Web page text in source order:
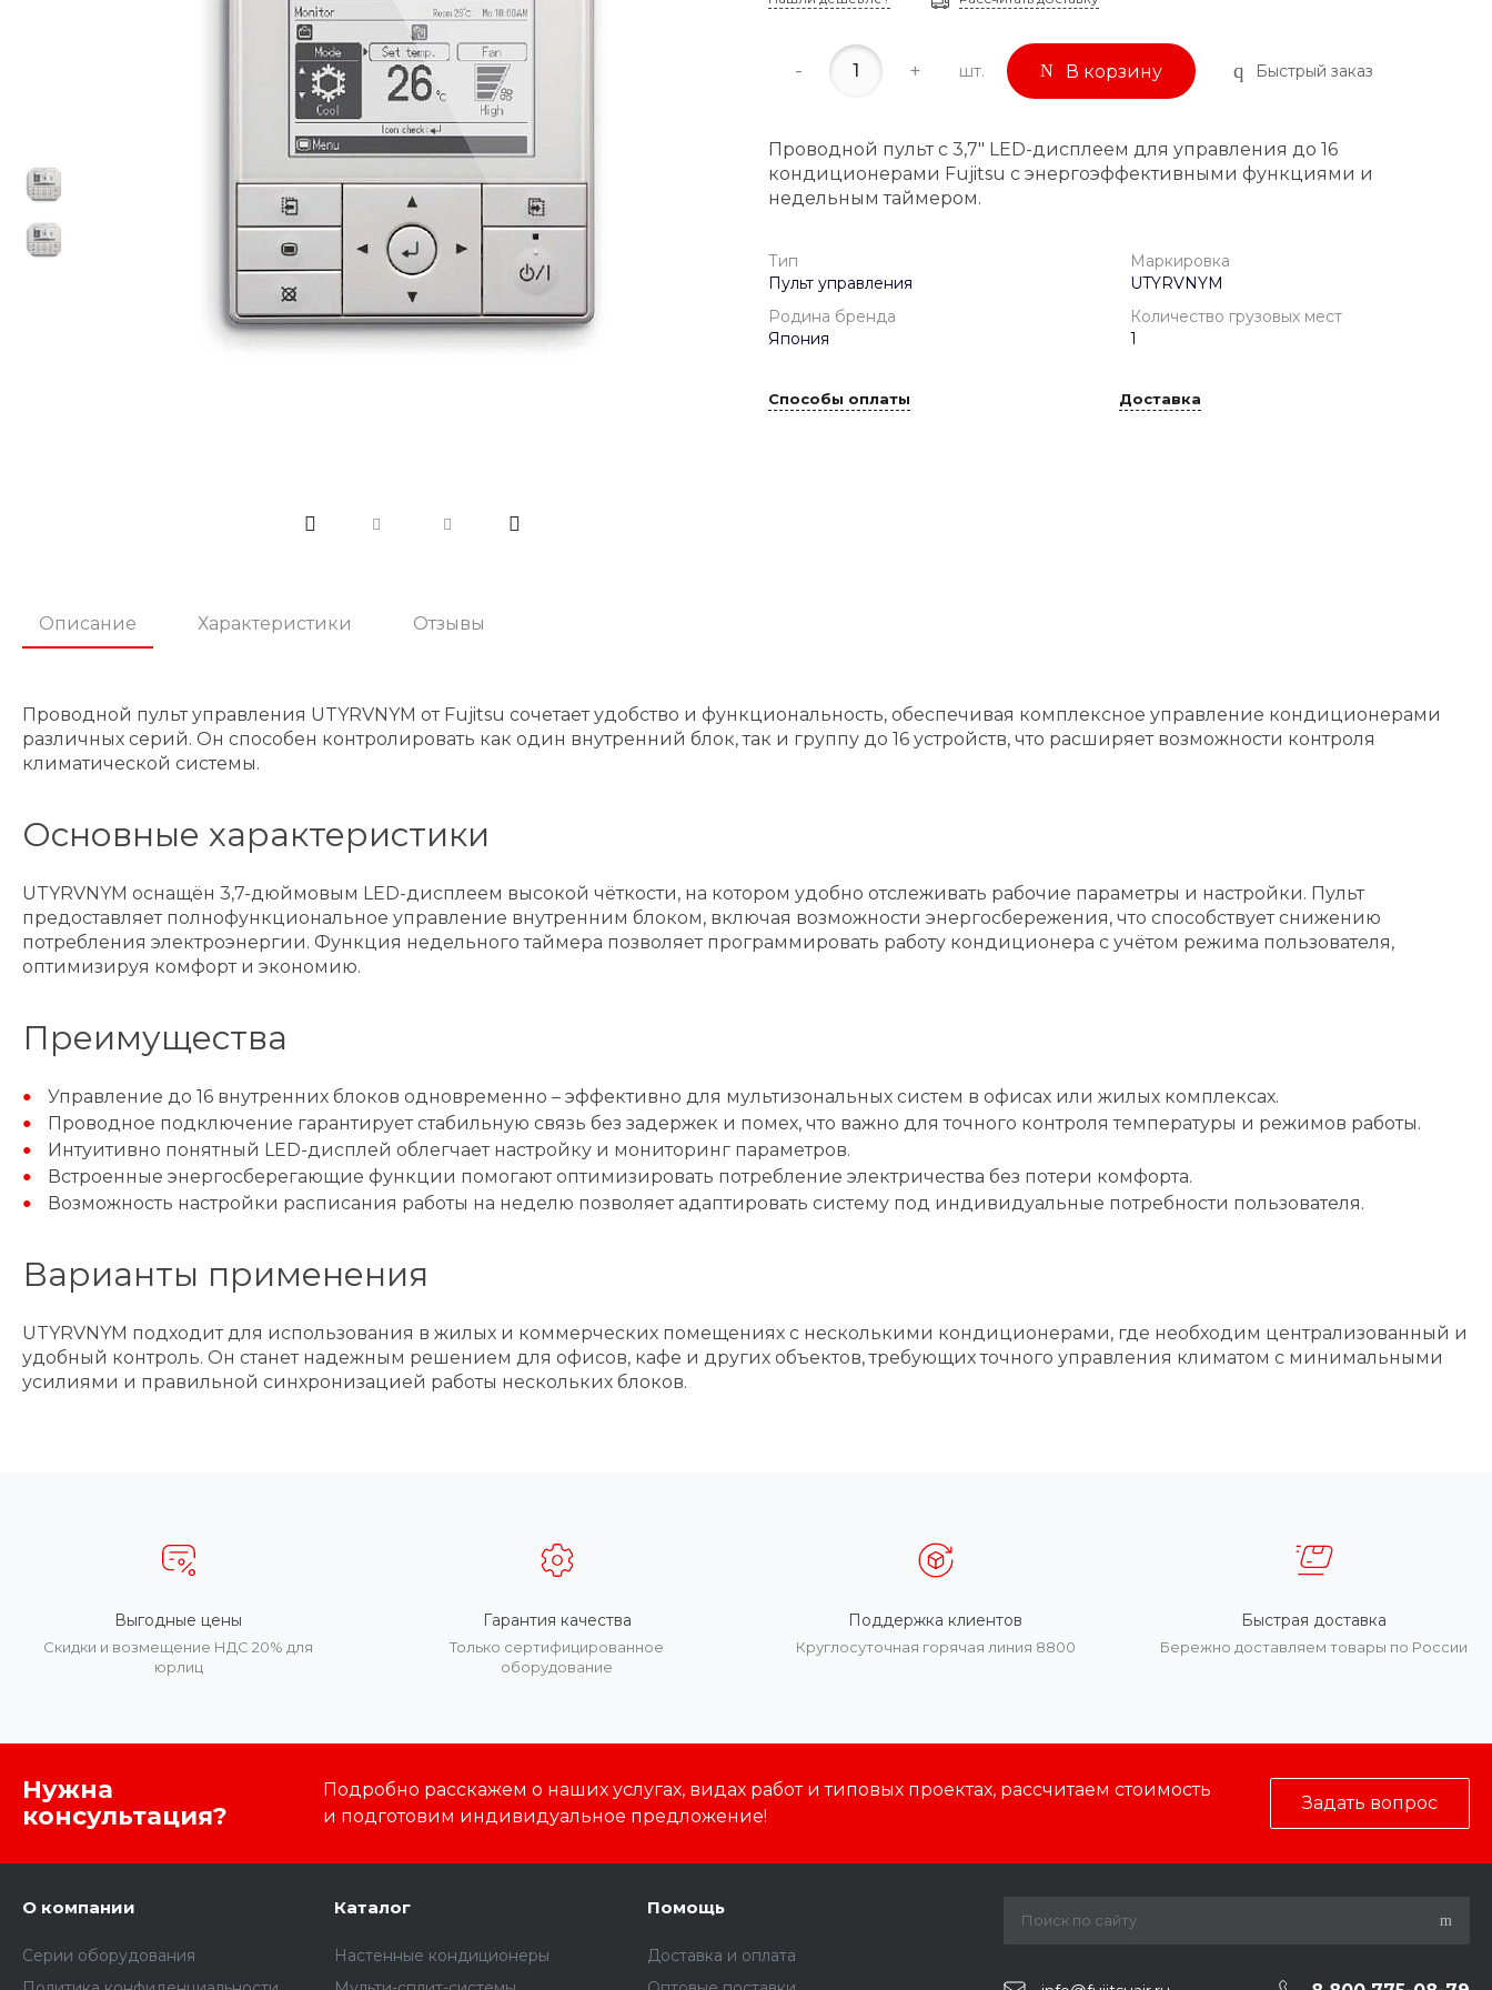
- + шт. В корзину Быстрый заказ
Проводной пульт с 3,7" LED-дисплеем для управления до 16
кондиционерами Fujitsu с энергоэффективными функциями и
недельным таймером.
Тип
Пульт управления
Маркировка
UTYRVNYM
Родина бренда
Япония
Количество грузовых мест
1
Способы оплаты Доставка
Описание Характеристики Отзывы
Проводной пульт управления UTYRVNYM от Fujitsu сочетает удобство и функциональность, обеспечивая комплексное управление кондиционерами
различных серий. Он способен контролировать как один внутренний блок, так и группу до 16 устройств, что расширяет возможности контроля
климатической системы.
Основные характеристики
UTYRVNYM оснащён 3,7-дюймовым LED-дисплеем высокой чёткости, на котором удобно отслеживать рабочие параметры и настройки. Пульт
предоставляет полнофункциональное управление внутренним блоком, включая возможности энергосбережения, что способствует снижению
потребления электроэнергии. Функция недельного таймера позволяет программировать работу кондиционера с учётом режима пользователя,
оптимизируя комфорт и экономию.
Преимущества
Управление до 16 внутренних блоков одновременно – эффективно для мультизональных систем в офисах или жилых комплексах.
Проводное подключение гарантирует стабильную связь без задержек и помех, что важно для точного контроля температуры и режимов работы.
Интуитивно понятный LED-дисплей облегчает настройку и мониторинг параметров.
Встроенные энергосберегающие функции помогают оптимизировать потребление электричества без потери комфорта.
Возможность настройки расписания работы на неделю позволяет адаптировать систему под индивидуальные потребности пользователя.
Варианты применения
UTYRVNYM подходит для использования в жилых и коммерческих помещениях с несколькими кондиционерами, где необходим централизованный и
удобный контроль. Он станет надежным решением для офисов, кафе и других объектов, требующих точного управления климатом с минимальными
усилиями и правильной синхронизацией работы нескольких блоков.
Выгодные цены
Скидки и возмещение НДС 20% для
юрлиц
Гарантия качества
Только сертифицированное
оборудование
Поддержка клиентов
Круглосуточная горячая линия 8800
Быстрая доставка
Бережно доставляем товары по России
Нужна
консультация?
Подробно расскажем о наших услугах, видах работ и типовых проектах, рассчитаем стоимость
и подготовим индивидуальное предложение!
Задать вопрос
О компании
Серии оборудования
Каталог
Настенные кондиционеры
Помощь
Доставка и оплата